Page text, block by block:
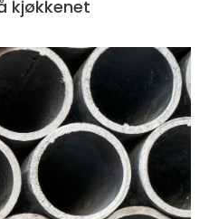
på kjøkkenet